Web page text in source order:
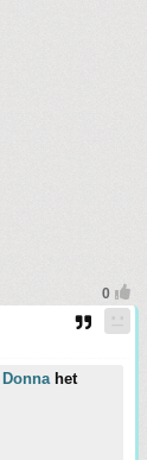
Donnahet